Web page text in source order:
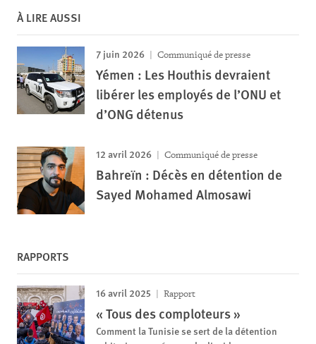
À LIRE AUSSI
7 juin 2026 Communiqué de presse
Yémen : Les Houthis devraient
libérer les employés de l’ONU et
d’ONG détenus
12 avril 2026 Communiqué de presse
Bahreïn : Décès en détention de
Sayed Mohamed Almosawi
RAPPORTS
16 avril 2025 Rapport
« Tous des comploteurs »
Comment la Tunisie se sert de la détention